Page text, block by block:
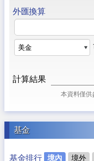
外匯換算
計算結果
本資料僅供
基金
基金排行 境內 境外